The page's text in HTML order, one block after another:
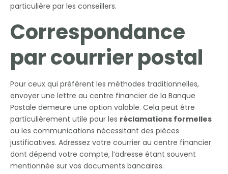
particulière par les conseillers.
Correspondance
par courrier postal
Pour ceux qui préfèrent les méthodes traditionnelles,
envoyer une lettre au centre financier de la Banque
Postale demeure une option valable. Cela peut être
particulièrement utile pour les réclamations formelles
ou les communications nécessitant des pièces
justificatives. Adressez votre courrier au centre financier
dont dépend votre compte, l’adresse étant souvent
mentionnée sur vos documents bancaires.